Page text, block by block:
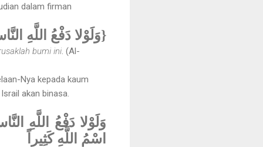
dalam firman
{وَلَوْلا دَفْعُ اللَّهِ
bumi ini . (Al-
Nya kepada kaum
akan binasa.
وَلَوْلا دَفْعُ اللَّهِ
اسْمُ اللَّهِ كَثِيراً